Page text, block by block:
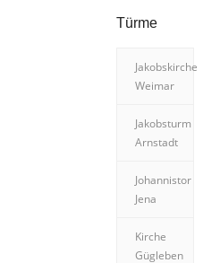
Türme
Jakobskirche
Weimar
Jakobsturm
Arnstadt
Johannistor
Jena
Kirche
Gügleben